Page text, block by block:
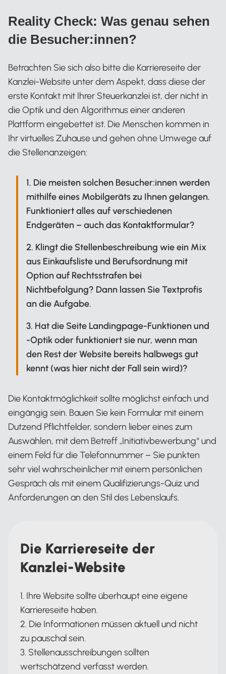
Reality Check: Was genau sehen
die Besucher:innen?
Betrachten Sie sich also bitte die Karriereseite der
Kanzlei-Website unter dem Aspekt, dass diese der
erste Kontakt mit Ihrer Steuerkanzlei ist, der nicht in
die Optik und den Algorithmus einer anderen
Plattform eingebettet ist. Die Menschen kommen in
Ihr virtuelles Zuhause und gehen ohne Umwege auf
die Stellenanzeigen:
1. Die meisten solchen Besucher:innen werden
mithilfe eines Mobilgeräts zu Ihnen gelangen.
Funktioniert alles auf verschiedenen
Endgeräten – auch das Kontaktformular?
2. Klingt die Stellenbeschreibung wie ein Mix
aus Einkaufsliste und Berufsordnung mit
Option auf Rechtsstrafen bei
Nichtbefolgung? Dann lassen Sie Textprofis
an die Aufgabe.
3. Hat die Seite Landingpage-Funktionen und
-Optik oder funktioniert sie nur, wenn man
den Rest der Website bereits halbwegs gut
kennt (was hier nicht der Fall sein wird)?
Die Kontaktmöglichkeit sollte möglichst einfach und
eingängig sein. Bauen Sie kein Formular mit einem
Dutzend Pflichtfelder, sondern lieber eines zum
Auswählen, mit dem Betreff „Initiativbewerbung“ und
einem Feld für die Telefonnummer – Sie punkten
sehr viel wahrscheinlicher mit einem persönlichen
Gespräch als mit einem Qualifizierungs-Quiz und
Anforderungen an den Stil des Lebenslaufs.
Die Karriereseite der
Kanzlei-Website
1. Ihre Website sollte überhaupt eine eigene
Karriereseite haben.
2. Die Informationen müssen aktuell und nicht
zu pauschal sein.
3. Stellenausschreibungen sollten
wertschätzend verfasst werden.